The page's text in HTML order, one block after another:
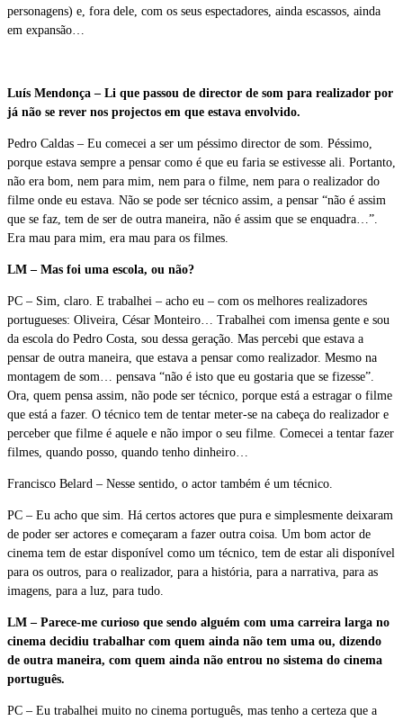
personagens) e, fora dele, com os seus espectadores, ainda escassos, ainda
em expansão…
Luís Mendonça – Li que passou de director de som para realizador por
já não se rever nos projectos em que estava envolvido.
Pedro Caldas – Eu comecei a ser um péssimo director de som. Péssimo,
porque estava sempre a pensar como é que eu faria se estivesse ali. Portanto,
não era bom, nem para mim, nem para o filme, nem para o realizador do
filme onde eu estava. Não se pode ser técnico assim, a pensar “não é assim
que se faz, tem de ser de outra maneira, não é assim que se enquadra…”.
Era mau para mim, era mau para os filmes.
LM – Mas foi uma escola, ou não?
PC – Sim, claro. E trabalhei – acho eu – com os melhores realizadores
portugueses: Oliveira, César Monteiro… Trabalhei com imensa gente e sou
da escola do Pedro Costa, sou dessa geração. Mas percebi que estava a
pensar de outra maneira, que estava a pensar como realizador. Mesmo na
montagem de som… pensava “não é isto que eu gostaria que se fizesse”.
Ora, quem pensa assim, não pode ser técnico, porque está a estragar o filme
que está a fazer. O técnico tem de tentar meter-se na cabeça do realizador e
perceber que filme é aquele e não impor o seu filme. Comecei a tentar fazer
filmes, quando posso, quando tenho dinheiro…
Francisco Belard – Nesse sentido, o actor também é um técnico.
PC – Eu acho que sim. Há certos actores que pura e simplesmente deixaram
de poder ser actores e começaram a fazer outra coisa. Um bom actor de
cinema tem de estar disponível como um técnico, tem de estar ali disponível
para os outros, para o realizador, para a história, para a narrativa, para as
imagens, para a luz, para tudo.
LM – Parece-me curioso que sendo alguém com uma carreira larga no
cinema decidiu trabalhar com quem ainda não tem uma ou, dizendo
de outra maneira, com quem ainda não entrou no sistema do cinema
português.
PC – Eu trabalhei muito no cinema português, mas tenho a certeza que a